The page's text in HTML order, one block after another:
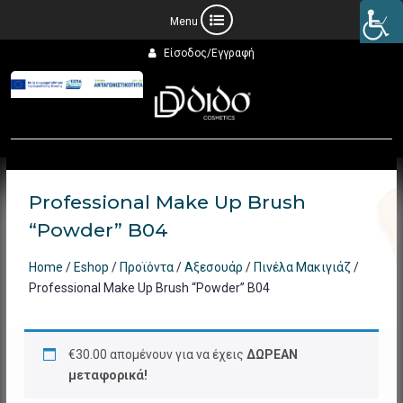
στο
περιεχόμενο
Είσοδος/Εγγραφή
Professional Make Up Brush
“Powder” B04
Home / Eshop / Προϊόντα/Αξεσουάρ / Πινέλα Μακιγιάζ/
Professional Make Up Brush “Powder” B04
€30.00 απομένουν για να έχεις ΔΩΡΕΑΝ
μεταφορικά!